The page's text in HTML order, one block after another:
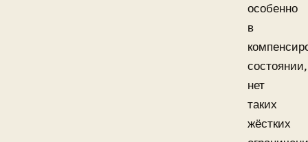
особенно
в
состоянии,
нет
таких
жёстких